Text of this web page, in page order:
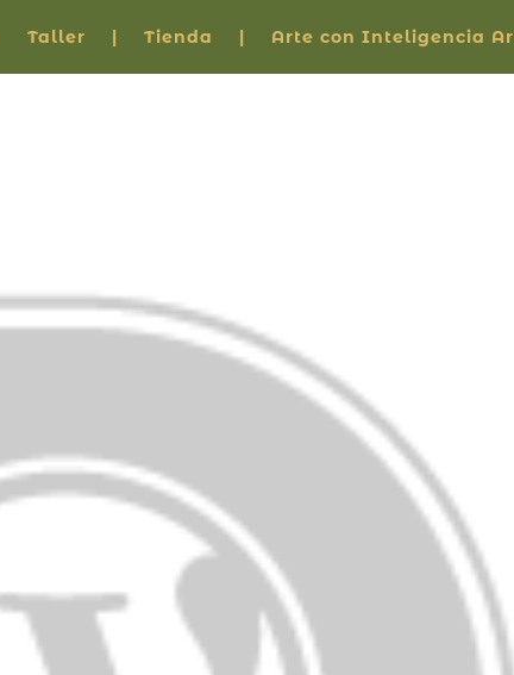
Taller | Tienda | Arte con Inteligencia